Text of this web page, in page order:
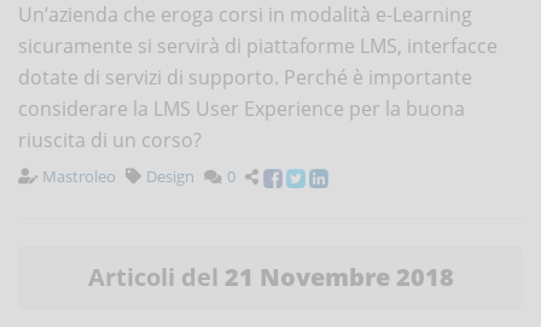
Un’azienda che eroga corsi in modalità e-Learning
sicuramente si servirà di piattaforme LMS, interfacce
dotate di servizi di supporto. Perché è importante
considerare la LMS User Experience per la buona
riuscita di un corso?
Mastroleo Design 0
Articoli del 21 Novembre 2018